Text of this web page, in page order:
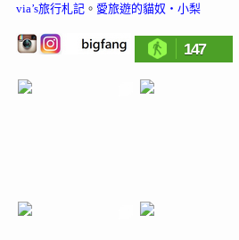
via’s旅行札記。 愛旅遊的貓奴‧小梨
147